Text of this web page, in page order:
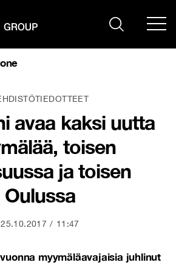
avaa kaksi uutta
toisen
ja toisen
Oulussa
25.10.2017 11:47
myymäläavajaisia juhlinut